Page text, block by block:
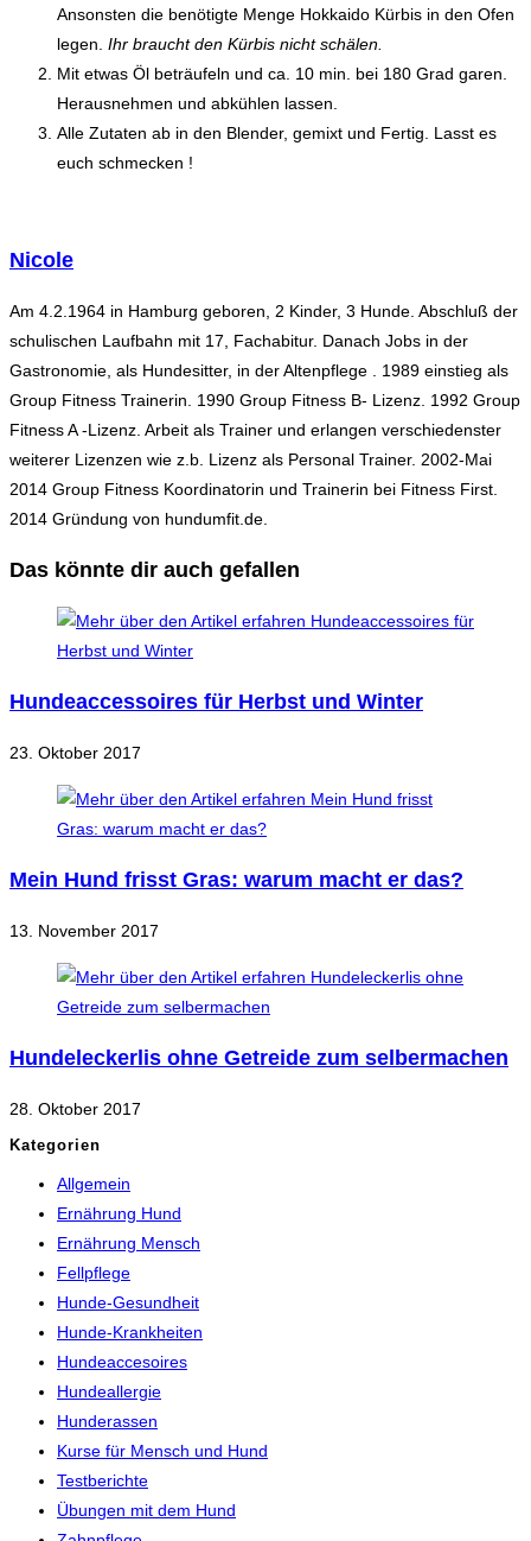
Ansonsten die benötigte Menge Hokkaido Kürbis in den Ofen
legen. Ihr braucht den Kürbis nicht schälen.
Mit etwas Öl beträufeln und ca. 10 min. bei 180 Grad garen.
Herausnehmen und abkühlen lassen.
Alle Zutaten ab in den Blender, gemixt und Fertig. Lasst es
euch schmecken !
Nicole
Am 4.2.1964 in Hamburg geboren, 2 Kinder, 3 Hunde. Abschluß der
schulischen Laufbahn mit 17, Fachabitur. Danach Jobs in der
Gastronomie, als Hundesitter, in der Altenpflege . 1989 einstieg als
Group Fitness Trainerin. 1990 Group Fitness B- Lizenz. 1992 Group
Fitness A -Lizenz. Arbeit als Trainer und erlangen verschiedenster
weiterer Lizenzen wie z.b. Lizenz als Personal Trainer. 2002-Mai
2014 Group Fitness Koordinatorin und Trainerin bei Fitness First.
2014 Gründung von hundumfit.de.
Das könnte dir auch gefallen
Hundeaccessoires für Herbst und Winter
23. Oktober 2017
Mein Hund frisst Gras: warum macht er das?
13. November 2017
Hundeleckerlis ohne Getreide zum selbermachen
28. Oktober 2017
Kategorien
Allgemein
Ernährung Hund
Ernährung Mensch
Fellpflege
Hunde-Gesundheit
Hunde-Krankheiten
Hundeaccesoires
Hundeallergie
Hunderassen
Kurse für Mensch und Hund
Testberichte
Übungen mit dem Hund